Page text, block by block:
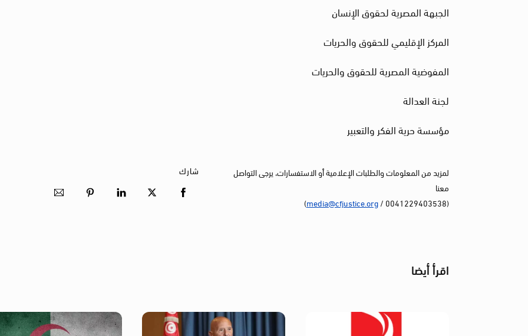
الجبهة المصرية لحقوق الإنسان
المركز الإقليمي للحقوق والحريات
المفوضية المصرية للحقوق والحريات
لجنة العدالة
مؤسسة حرية الفكر والتعبير
لمزيد من المعلومات والطلبات الإعلامية أو الاستفسارات، يرجى التواصل
معنا
(0041229403538 /
media@cfjustice.org
)
شارك
اقرأ أيضا